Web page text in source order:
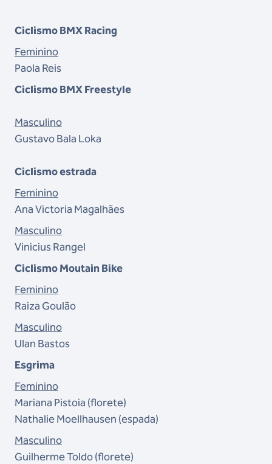
Ciclismo BMX Racing
Feminino
Paola Reis
Ciclismo BMX Freestyle
Masculino
Gustavo Bala Loka
Ciclismo estrada
Feminino
Ana Victoria Magalhães
Masculino
Vinicius Rangel
Ciclismo Moutain Bike
Feminino
Raiza Goulão
Masculino
Ulan Bastos
Esgrima
Feminino
Mariana Pistoia (florete)
Nathalie Moellhausen (espada)
Masculino
Guilherme Toldo (florete)